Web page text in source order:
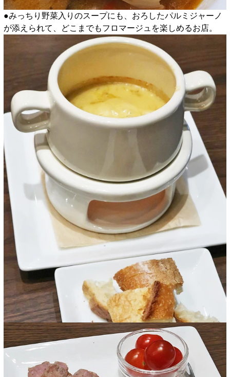
●みっちり野菜入りのスープにも、おろしたパルミジャーノ
が添えられて、どこまでもフロマージュを楽しめるお店。